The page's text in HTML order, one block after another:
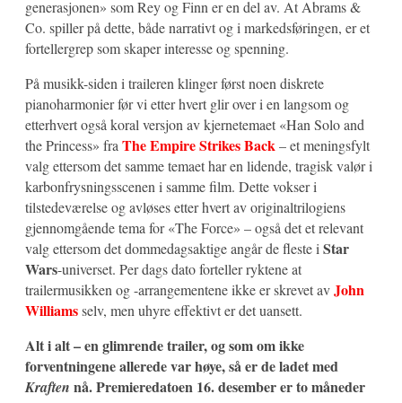
generasjonen» som Rey og Finn er en del av. At Abrams &
Co. spiller på dette, både narrativt og i markedsføringen, er et
fortellergrep som skaper interesse og spenning.
På musikk-siden i traileren klinger først noen diskrete
pianoharmonier før vi etter hvert glir over i en langsom og
etterhvert også koral versjon av kjernetemaet «Han Solo and
the Princess» fra The Empire Strikes Back– et meningsfylt
valg ettersom det samme temaet har en lidende, tragisk valør i
karbonfrysningsscenen i samme film. Dette vokser i
tilstedeværelse og avløses etter hvert av originaltrilogiens
gjennomgående tema for «The Force» – også det et relevant
valg ettersom det dommedagsaktige angår de fleste i Star
Wars-universet. Per dags dato forteller ryktene at
trailermusikken og -arrangementene ikke er skrevet avJohn
Williamsselv, men uhyre effektivt er det uansett.
Alt i alt – en glimrende trailer, og som om ikke
forventningene allerede var høye, så er de ladet med
Kraften nå. Premieredatoen 16. desember er to måneder